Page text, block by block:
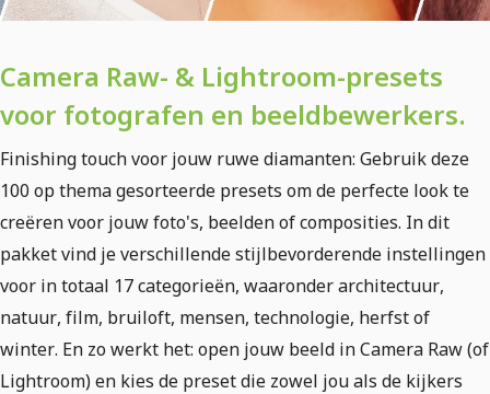
Camera Raw- & Lightroom-presets
voor fotografen en beeldbewerkers.
Finishing touch voor jouw ruwe diamanten: Gebruik deze
100 op thema gesorteerde presets om de perfecte look te
creëren voor jouw foto's, beelden of composities. In dit
pakket vind je verschillende stijlbevorderende instellingen
voor in totaal 17 categorieën, waaronder architectuur,
natuur, film, bruiloft, mensen, technologie, herfst of
winter. En zo werkt het: open jouw beeld in Camera Raw (of
Lightroom) en kies de preset die zowel jou als de kijkers